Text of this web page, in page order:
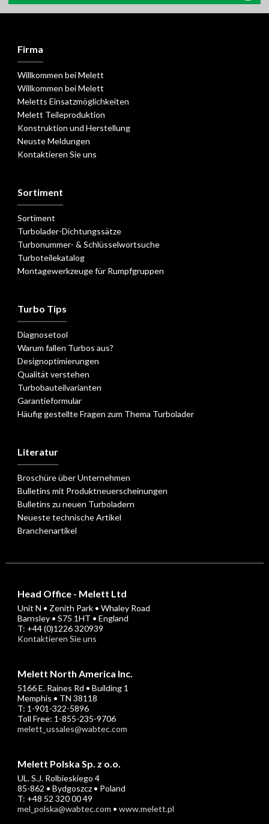
Firma
Willkommen bei Melett
Willkommen bei Melett
Meletts Einsatzmöglichkeiten
Melett Teileproduktion
Konstruktion und Herstellung
Neuste Meldungen
Kontaktieren Sie uns
Sortiment
Sortiment
Turbolader-Dichtungssätze
Turbonummer- & Schlüsselwortsuche
Turboteilekatalog
Montagewerkzeuge für Rumpfgruppen
Turbo Tips
Diagnosetool
Warum fallen Turbos aus?
Designoptimierungen
Qualität verstehen
Turbobauteilvarianten
Garantieformular
Häufig gestellte Fragen zum Thema Turbolader
Literatur
Broschüre über Unternehmen
Bulletins mit Produktneuerscheinungen
Bulletins zu neuen Turboladern
Neueste technische Artikel
Branchenartikel
Head Office - Melett Ltd
Unit N • Zenith Park • Whaley Road
Barnsley • S75 1HT • England
T: +44 (0)1226 320939
Kontaktieren Sie uns
Melett North America Inc.
5166 E. Raines Rd • Building 1
Memphis • TN 38118
T: 1-901-322-5896
Toll Free: 1-855-235-9706
melett_ussales@wabtec.com
Melett Polska Sp. z o.o.
UL. S.J. Rolbieskiego 4
85-862 • Bydgoszcz • Poland
T: +48 52 320 00 49
mel_polska@wabtec.com • www.melett.pl